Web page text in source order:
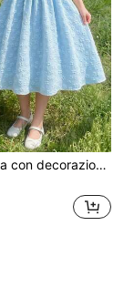
Tuta smanicata con decorazioni floreali grigio-blu, vestibilità morbida, adatta per ragazze giovani per uscite casual, spostamenti leggeri, uscire con gli amici